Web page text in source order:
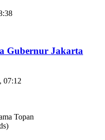
Gubernur Jakarta
07:12